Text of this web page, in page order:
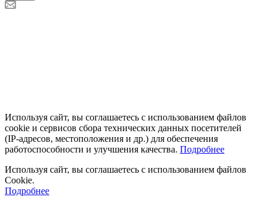
Используя сайт, вы соглашаетесь с использованием файлов
cookie и сервисов сбора технических данных посетителей
(IP‑адресов, местоположения и др.) для обеспечения
работоспособности и улучшения качества. Подробнее
Используя сайт, вы соглашаетесь с использованием файлов
Cookie.
Подробнее